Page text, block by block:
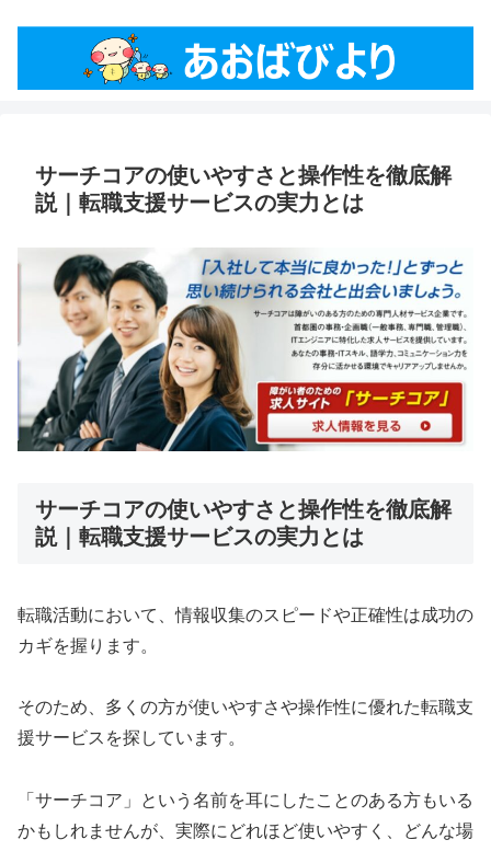
サーチコアの使いやすさと操作性を徹底解
説｜転職支援サービスの実力とは
サーチコアの使いやすさと操作性を徹底解
説｜転職支援サービスの実力とは
転職活動において、情報収集のスピードや正確性は成功の
カギを握ります。
そのため、多くの方が使いやすさや操作性に優れた転職支
援サービスを探しています。
「サーチコア」という名前を耳にしたことのある方もいる
かもしれませんが、実際にどれほど使いやすく、どんな場